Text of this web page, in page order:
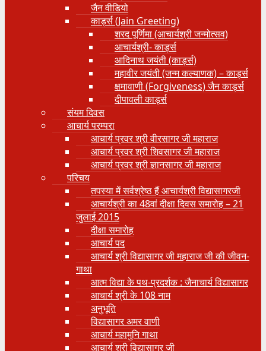
जैन वीडियो
कार्ड्स (Jain Greeting)
शरद पूर्णिमा (आचार्यश्री जन्मोत्सव)
आचार्यश्री- कार्ड्स
आदिनाथ जयंती (कार्ड्स)
महावीर जयंती (जन्म कल्याणक) – कार्ड्स
क्षमावाणी (Forgiveness) जैन कार्ड्स
दीपावली कार्ड्स
संयम दिवस
आचार्य परम्परा
आचार्य प्रवर श्री वीरसागर जी महाराज
आचार्य प्रवर श्री शिवसागर जी महाराज
आचार्य प्रवर श्री ज्ञानसागर जी महाराज
परिचय
तपस्या में सर्वश्रेष्ठ हैं आचार्यश्री विद्यासागरजी
आचार्यश्री का 48वां दीक्षा दिवस समारोह – 21
जुलाई 2015
दीक्षा समारोह
आचार्य पद
आचार्य श्री विद्यासागर जी महाराज जी की जीवन-
गाथा
आत्म विद्या के पथ-प्रदर्शक : जैनाचार्य विद्यासागर
आचार्य श्री के 108 नाम
अनुभूति
विद्यासागर अमर वाणी
आचार्य महामुनि गाथा
आचार्य श्री विद्यासागर जी